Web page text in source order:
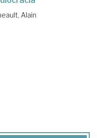
Alain